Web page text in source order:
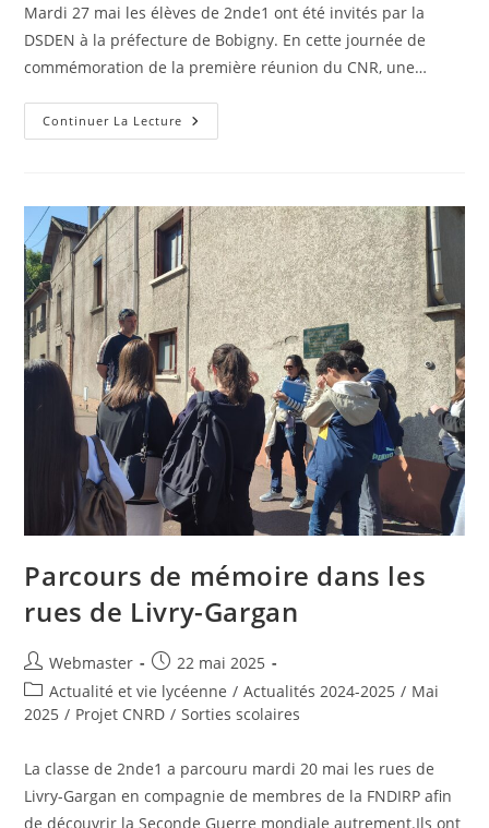
Mardi 27 mai les élèves de 2nde1 ont été invités par la
DSDEN à la préfecture de Bobigny. En cette journée de
commémoration de la première réunion du CNR, une…
Continuer La Lecture Prix
Académique
La
Résistance
Et
De
La
Déportation
Parcours de mémoire dans les
rues de Livry-Gargan
Auteur/autrice
de
la
Webmaster
Publication
publiée :
22 mai 2025
Post
category:
Actualité et vie lycéenne / Actualités 2024-2025 / Mai
2025 / Projet CNRD / Sorties scolaires
La classe de 2nde1 a parcouru mardi 20 mai les rues de
Livry-Gargan en compagnie de membres de la FNDIRP afin
de découvrir la Seconde Guerre mondiale autrement.Ils ont